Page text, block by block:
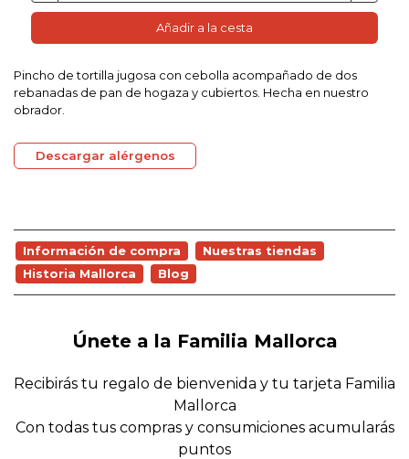
Añadir a la cesta
Pincho de tortilla jugosa con cebolla acompañado de dos
rebanadas de pan de hogaza y cubiertos. Hecha en nuestro
obrador.
Descargar alérgenos
Información de compra
Nuestras tiendas
Historia Mallorca
Blog
Únete a la Familia Mallorca
Recibirás tu regalo de bienvenida y tu tarjeta Familia
Mallorca
Con todas tus compras y consumiciones acumularás
puntos